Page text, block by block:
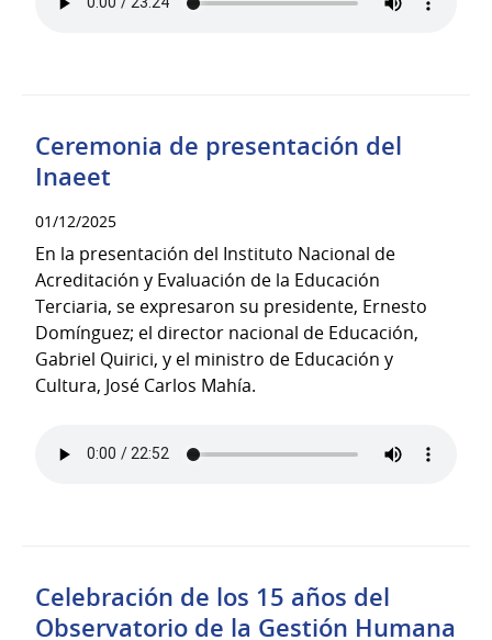
Ceremonia de presentación del
Inaeet
01/12/2025
En la presentación del Instituto Nacional de
Acreditación y Evaluación de la Educación
Terciaria, se expresaron su presidente, Ernesto
Domínguez; el director nacional de Educación,
Gabriel Quirici, y el ministro de Educación y
Cultura, José Carlos Mahía.
Celebración de los 15 años del
Observatorio de la Gestión Humana